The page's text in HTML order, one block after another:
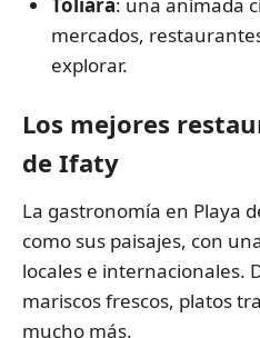
Toliara: una animada
mercados,
explorar.
Los mejores
de Ifaty
La gastronomía en Playa
como sus paisajes, con
locales e internacionales.
mariscos frescos, platos
mucho más.